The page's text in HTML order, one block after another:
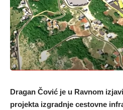
Dragan Čović je u Ravnom
projekta izgradnje cestovne